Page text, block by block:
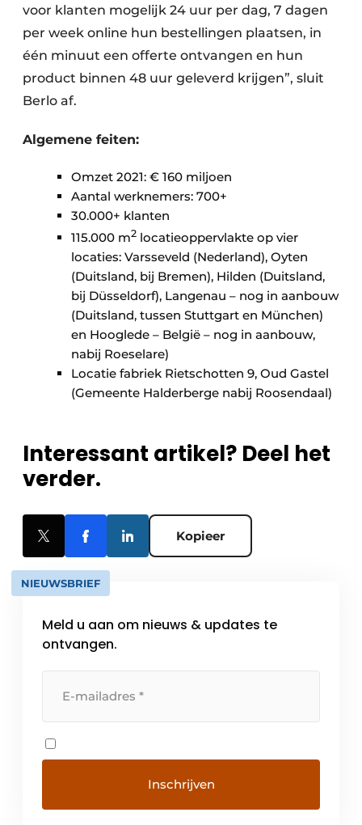
voor klanten mogelijk 24 uur per dag, 7 dagen
per week online hun bestellingen plaatsen, in
één minuut een offerte ontvangen en hun
product binnen 48 uur geleverd krijgen”, sluit
Berlo af.
Algemene feiten:
Omzet 2021: € 160 miljoen
Aantal werknemers: 700+
30.000+ klanten
115.000 m2 locatieoppervlakte op vier
locaties: Varsseveld (Nederland), Oyten
(Duitsland, bij Bremen), Hilden (Duitsland,
bij Düsseldorf), Langenau – nog in aanbouw
(Duitsland, tussen Stuttgart en München)
en Hooglede – België – nog in aanbouw,
nabij Roeselare)
Locatie fabriek Rietschotten 9, Oud Gastel
(Gemeente Halderberge nabij Roosendaal)
Interessant artikel? Deel het
verder.
Kopieer
NIEUWSBRIEF
Meld u aan om nieuws & updates te
ontvangen.